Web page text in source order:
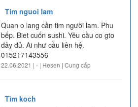
Tim nguoi lam
Quan o lang cần tim người lam. Phu
bếp. Biet cuốn sushi. Yêu cầu co gto
đây đủ. Ai như cầu liên hệ.
015217143556
22.06.2021 | - | Hesen | Cung cấp
Tìm koch